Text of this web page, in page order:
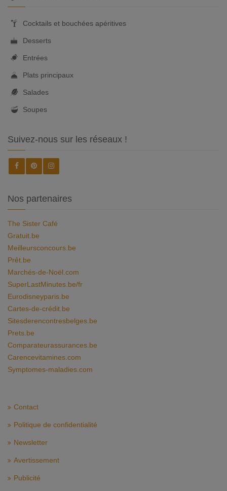
Cocktails et bouchées apéritives
Desserts
Entrées
Plats principaux
Salades
Soupes
Suivez-nous sur les réseaux !
Nos partenaires
The Sister Café
Gratuit.be
Meilleursconcours.be
Prêt.be
Marchés-de-Noël.com
SuperLastMinutes.be/fr
Eurodisneyparis.be
Cartes-de-crédit.be
Sitesderencontresbelges.be
Prets.be
Comparateurassurances.be
Carencevitamines.com
Symptomes-maladies.com
Contact
Politique de confidentialité
Newsletter
Avertissement
Publicité